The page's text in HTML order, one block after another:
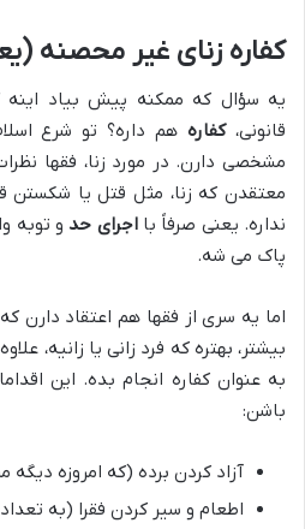
کفاره زنای غیر محصنه
یه سؤال که ممکنه پیش بیاد اینه
قانونی،کفارههم داره؟ تو شرع
مشخصی دارن. در مورد زنا، فقها
معتقدن که زنا، مثل قتل یا
نداره. یعنی صرفاً بااجرای حدو توبه
پاک می شه.
اما یه سری از فقها هم اعتقاد دارن
بیشتر، بهتره که فرد زانی یا زانیه،
به عنوان کفاره انجام بده. این
باشن:
آزاد کردن برده (که امروزه دیگه
اطعام و سیر کردن فقرا (به